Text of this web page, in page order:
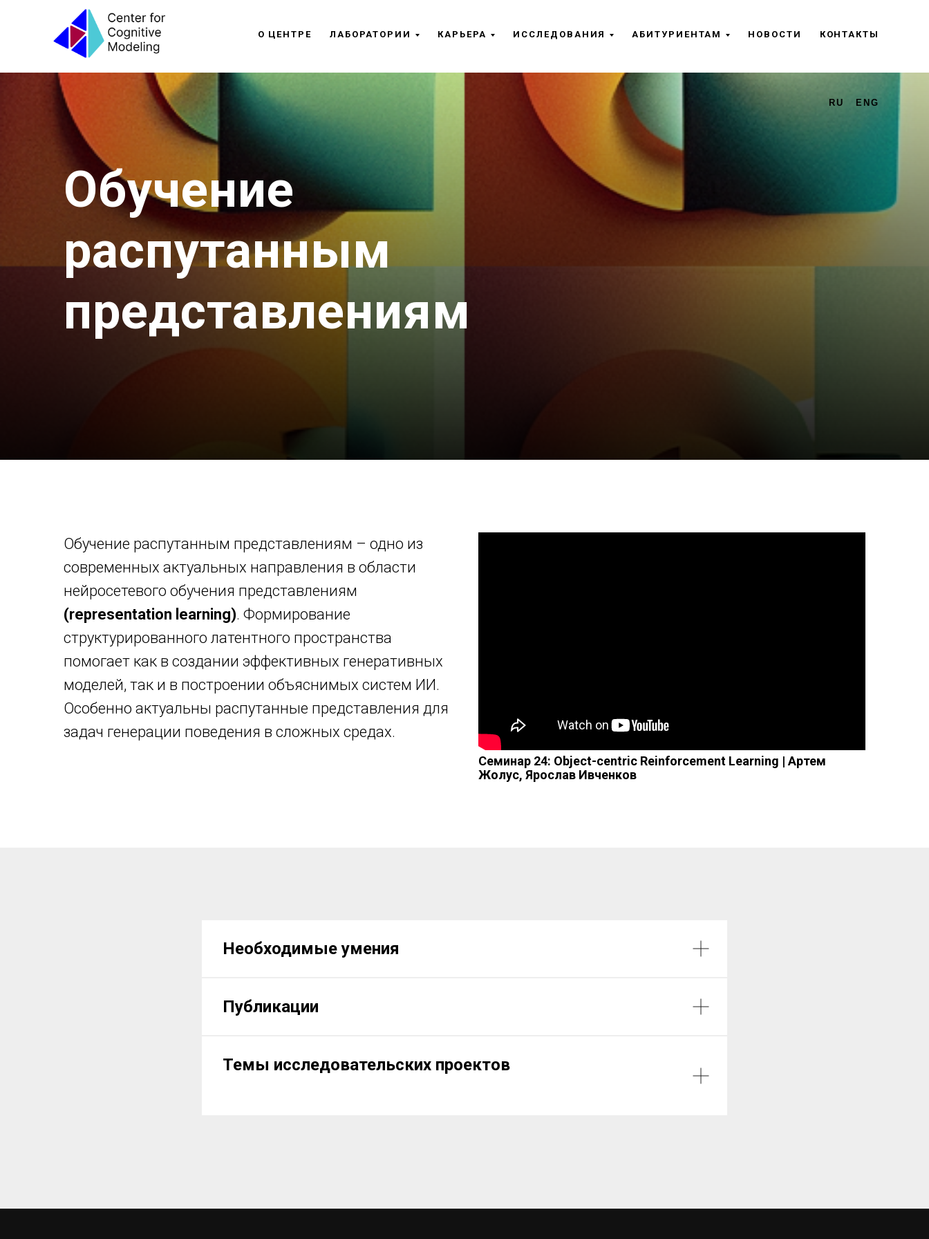
О ЦЕНТРЕ ЛАБОРАТОРИИ КАРЬЕРА ИССЛЕДОВАНИЯ АБИТУРИЕНТАМ НОВОСТИ КОНТАКТЫ
RU ENG
Обучение
распутанным
представлениям
Обучение распутанным представлениям – одно из
современных актуальных направления в области
нейросетевого обучения представлениям
(representation learning). Формирование
структурированного латентного пространства
помогает как в создании эффективных генеративных
моделей, так и в построении объяснимых систем ИИ.
Особенно актуальны распутанные представления для
задач генерации поведения в сложных средах.
Семинар 24: Object-centric Reinforcement Learning | Артем
Жолус, Ярослав Ивченков
Необходимые умения
Публикации
Темы исследовательских проектов